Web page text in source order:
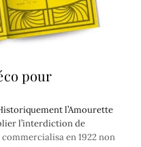
pour
l’Amourette
l’interdiction de
en 1922 non